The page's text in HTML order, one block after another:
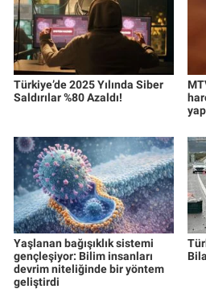
Türkiye’de 2025 Yılında Siber
Saldırılar %80 Azaldı!
Yaşlanan bağışıklık sistemi
gençleşiyor: Bilim insanları
devrim niteliğinde bir yöntem
geliştirdi